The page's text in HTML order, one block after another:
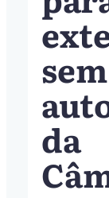
sem
da